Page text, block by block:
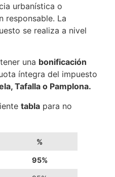
urbanística o
responsable. La
se realiza a nivel
una bonificación
íntegra del impuesto
Tafalla o Pamplona.
tabla para no
%
95%